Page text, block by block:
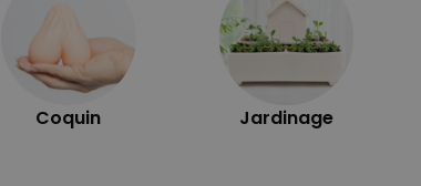
Coquin Jardinage